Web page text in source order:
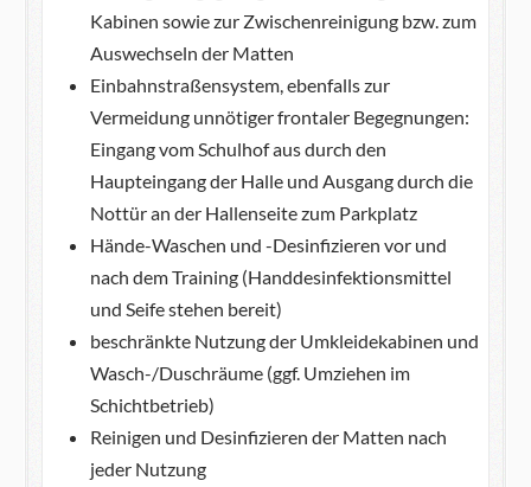
Kabinen sowie zur Zwischenreinigung bzw. zum
Auswechseln der Matten
Einbahnstraßensystem, ebenfalls zur
Vermeidung unnötiger frontaler Begegnungen:
Eingang vom Schulhof aus durch den
Haupteingang der Halle und Ausgang durch die
Nottür an der Hallenseite zum Parkplatz
Hände-Waschen und -Desinfizieren vor und
nach dem Training (Handdesinfektionsmittel
und Seife stehen bereit)
beschränkte Nutzung der Umkleidekabinen und
Wasch-/Duschräume (ggf. Umziehen im
Schichtbetrieb)
Reinigen und Desinfizieren der Matten nach
jeder Nutzung